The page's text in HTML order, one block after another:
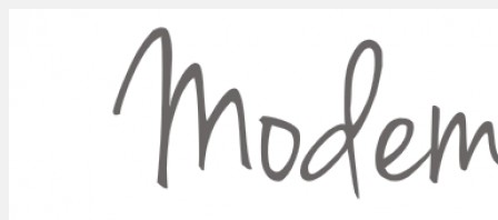
Modemamma